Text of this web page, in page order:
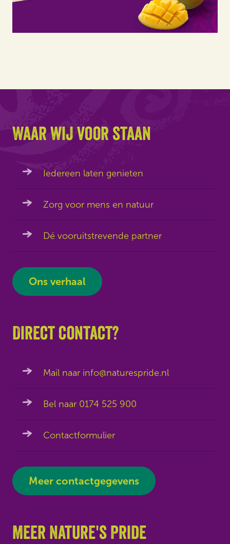
Waar wij voor staan
Iedereen laten genieten
Zorg voor mens en natuur
Dé vooruitstrevende partner
Ons verhaal
Direct contact?
Mail naar info@naturespride.nl
Bel naar 0174 525 900
Contactformulier
Meer contactgegevens
Meer Nature's Pride